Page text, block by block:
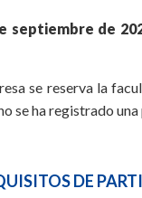
septiembre de
se reserva la
se ha registrado
DE